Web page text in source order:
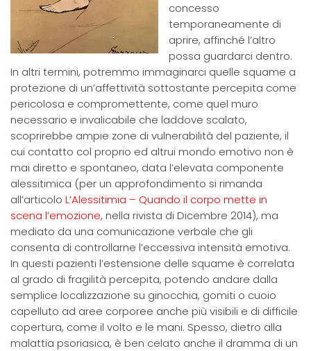
concesso
temporaneamente di
aprire, affinché l’altro
possa guardarci dentro.
In altri termini, potremmo immaginarci quelle squame a
protezione di un’affettività sottostante percepita come
pericolosa e compromettente, come quel muro
necessario e invalicabile che laddove scalato,
scoprirebbe ampie zone di vulnerabilità del paziente, il
cui contatto col proprio ed altrui mondo emotivo non è
mai diretto e spontaneo, data l’elevata componente
alessitimica (per un approfondimento si rimanda
all’articolo L’Alessitimia – Quando il corpo mette in
scena l’emozione, nella rivista di Dicembre 2014), ma
mediato da una comunicazione verbale che gli
consenta di controllarne l’eccessiva intensità emotiva.
In questi pazienti l’estensione delle squame è correlata
al grado di fragilità percepita, potendo andare dalla
semplice localizzazione su ginocchia, gomiti o cuoio
capelluto ad aree corporee anche più visibili e di difficile
copertura, come il volto e le mani. Spesso, dietro alla
malattia psoriasica, è ben celato anche il dramma di un